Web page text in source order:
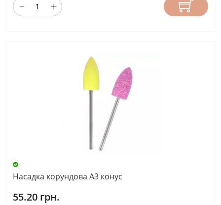
Насадка корундова А3 конус
55.20 грн.